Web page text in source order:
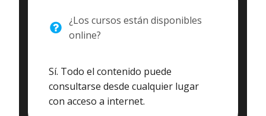
¿Los cursos están disponibles
online?
Sí. Todo el contenido puede
consultarse desde cualquier lugar
con acceso a internet.